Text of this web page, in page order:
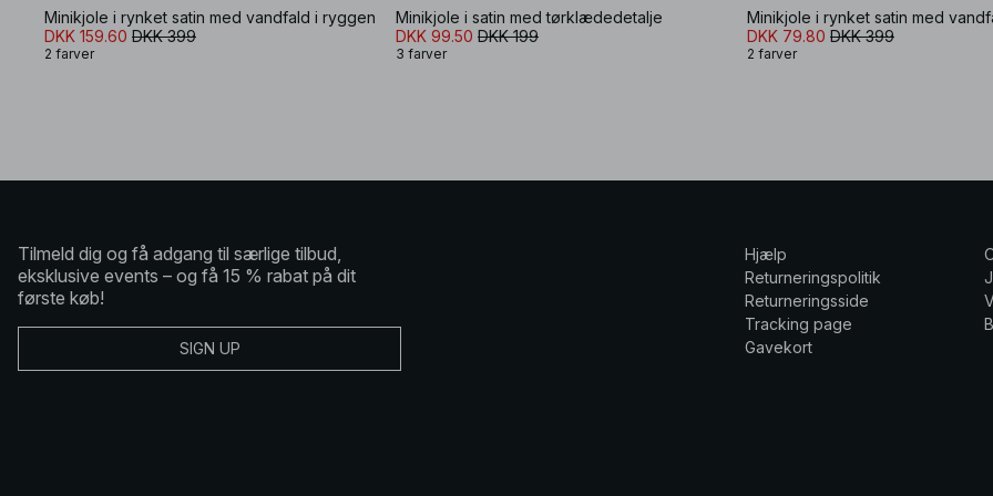
Minikjole i rynket satin med vandfald i ryggen
DKK 159.60 DKK 399
2 farver
Minikjole i satin med tørklædedetalje
DKK 99.50 DKK 199
3 farver
Minikjole i rynket satin med
DKK 79.80 DKK 399
2 farver
Tilmeld dig og få adgang til særlige tilbud,
eksklusive events – og få 15 % rabat på dit
første køb!
SIGN UP
Hjælp
Returneringspolitik
Returneringsside
Tracking page
Gavekort